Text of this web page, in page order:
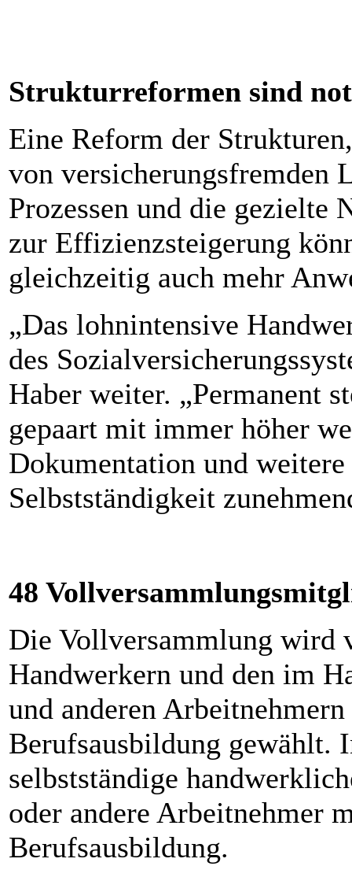
Strukturreformen sind
Eine Reform der
von versicherungsfremden
Prozessen und die
zur Effizienzsteigerung
gleichzeitig auch mehr
„Das lohnintensive
des
Haber weiter. „Permanent
gepaart mit immer höher
Dokumentation und
Selbstständigkeit
48
Die Vollversammlung wird
Handwerkern und den im
und anderen
Berufsausbildung gewählt.
selbstständige
oder andere Arbeitnehmer
Berufsausbildung.